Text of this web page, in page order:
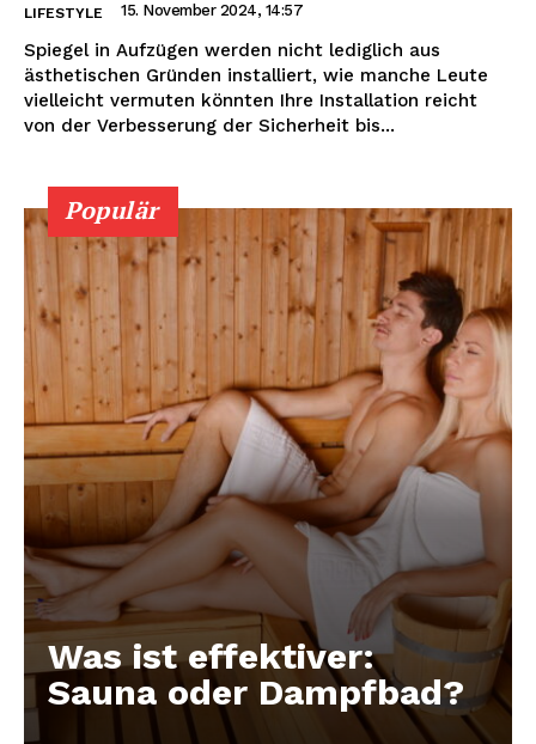
LIFESTYLE 15. November 2024, 14:57
Spiegel in Aufzügen werden nicht lediglich aus
ästhetischen Gründen installiert, wie manche Leute
vielleicht vermuten könnten Ihre Installation reicht
von der Verbesserung der Sicherheit bis...
Populär
Was ist effektiver:
Sauna oder Dampfbad?